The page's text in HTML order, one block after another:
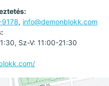
, info@demonblokk.com
Sz-V: 11:00-21:30